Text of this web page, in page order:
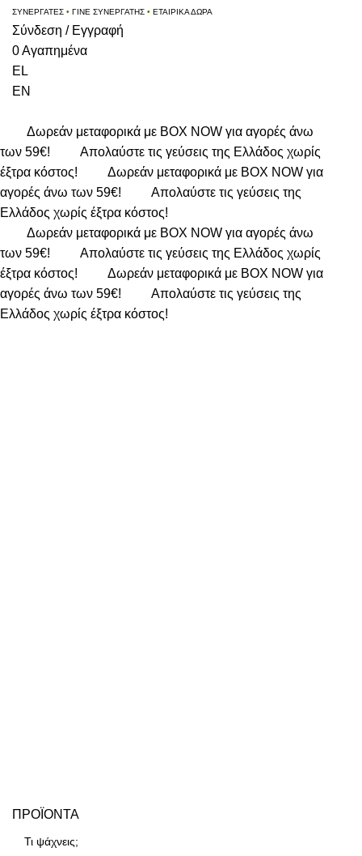
ΣΥΝΕΡΓΑΤΕΣ • ΓΙΝΕ ΣΥΝΕΡΓΑΤΗΣ • ΕΤΑΙΡΙΚΑ ΔΩΡΑ
Σύνδεση / Εγγραφή
0Αγαπημένα
EL
EN
Δωρεάν μεταφορικά με BOX NOW για αγορές άνω
των 59€!
Απολαύστε τις γεύσεις της Ελλάδος χωρίς
έξτρα κόστος!
Δωρεάν μεταφορικά με BOX NOW για
αγορές άνω των 59€!
Απολαύστε τις γεύσεις της
Ελλάδος χωρίς έξτρα κόστος!
Δωρεάν μεταφορικά με BOX NOW για αγορές άνω
των 59€!
Απολαύστε τις γεύσεις της Ελλάδος χωρίς
έξτρα κόστος!
Δωρεάν μεταφορικά με BOX NOW για
αγορές άνω των 59€!
Απολαύστε τις γεύσεις της
Ελλάδος χωρίς έξτρα κόστος!
ΠΡΟΪΟΝΤΑ